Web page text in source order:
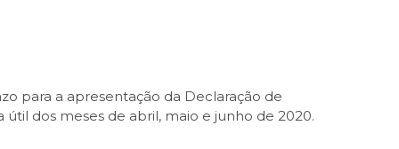
para a apresentação da Declaração de
útil dos meses de abril, maio e junho de 2020.